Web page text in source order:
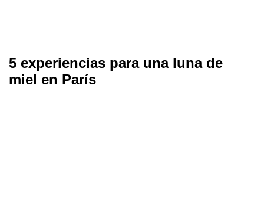
5 experiencias para una luna de
miel en París